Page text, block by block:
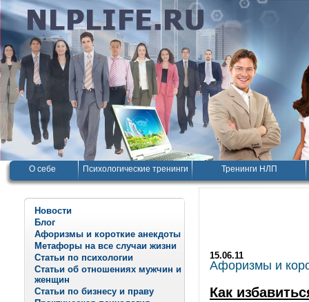
О себе Психологические тренинги Тренинги НЛП
Новости
Блог
Афоризмы и короткие анекдоты
Метафоры на все случаи жизни
Статьи по психологии
Статьи об отношениях мужчин и
женщин
Статьи по бизнесу и праву
15.06.11
Афоризмы и
Как